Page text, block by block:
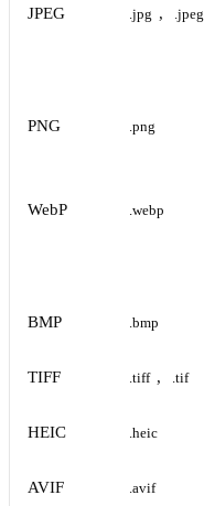
JPEG .jpg , .jpeg
PNG .png
WebP .webp
BMP .bmp
TIFF .tiff , .tif
HEIC .heic
AVIF .avif